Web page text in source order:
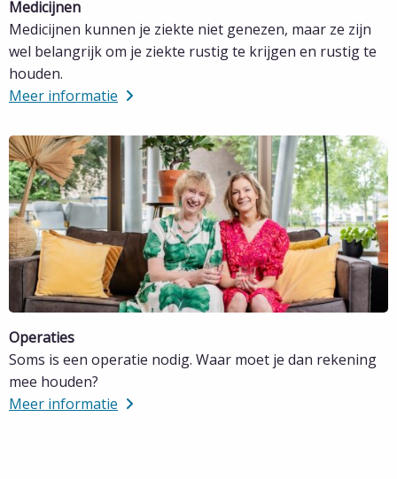
Medicijnen
Medicijnen kunnen je ziekte niet genezen, maar ze zijn
wel belangrijk om je ziekte rustig te krijgen en rustig te
houden.
Meer informatie
meer
over
Meer
informatie
Operaties
Soms is een operatie nodig. Waar moet je dan rekening
mee houden?
Meer informatie